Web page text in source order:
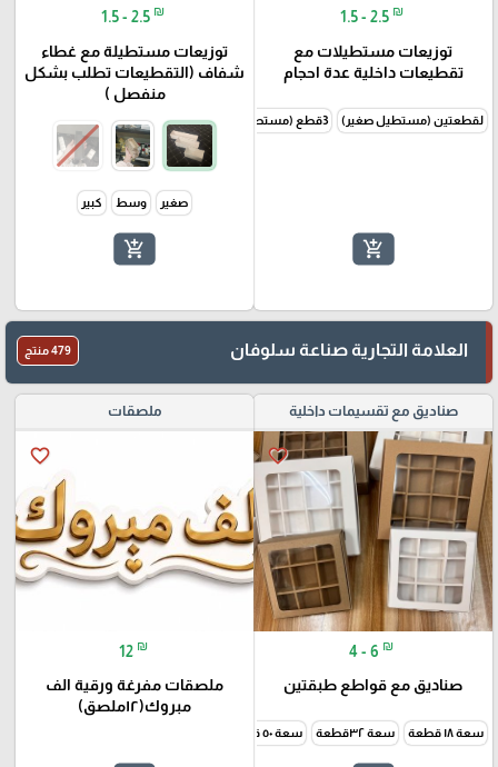
1.5 - 2.5 ₪
توزيعات مستطيلات مع
تقطيعات داخلية عدة احجام
لقطعتين (مستطيل صغير) 3قطع (مستطيل وسط) 4قطع (مستطيل كبير)
add_shopping_cart
1.5 - 2.5 ₪
توزيعات مستطيلة مع غطاء
شفاف (التقطيعات تطلب بشكل
منفصل )
صغير وسط كبير
add_shopping_cart
العلامة التجارية صناعة سلوفان 479 منتج
صناديق مع تقسيمات داخلية
favorite_border
4 - 6 ₪
صناديق مع قواطع طبقتين
سعة ١٨ قطعة سعة ٣٢قطعة سعة ٥٠ قطعة
ملصقات
favorite_border
12 ₪
ملصقات مفرغة ورقية الف
مبروك(١٢ملصق)